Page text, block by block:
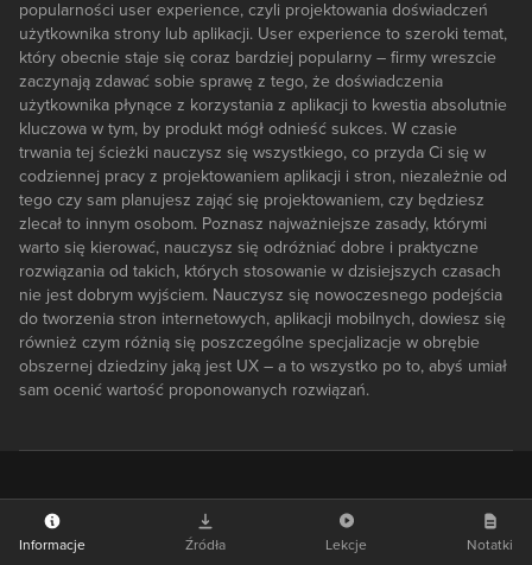
popularności user experience, czyli projektowania doświadczeń
użytkownika strony lub aplikacji. User experience to szeroki temat,
który obecnie staje się coraz bardziej popularny – firmy wreszcie
zaczynają zdawać sobie sprawę z tego, że doświadczenia
użytkownika płynące z korzystania z aplikacji to kwestia absolutnie
kluczowa w tym, by produkt mógł odnieść sukces. W czasie
trwania tej ścieżki nauczysz się wszystkiego, co przyda Ci się w
codziennej pracy z projektowaniem aplikacji i stron, niezależnie od
tego czy sam planujesz zająć się projektowaniem, czy będziesz
zlecał to innym osobom. Poznasz najważniejsze zasady, którymi
warto się kierować, nauczysz się odróżniać dobre i praktyczne
rozwiązania od takich, których stosowanie w dzisiejszych czasach
nie jest dobrym wyjściem. Nauczysz się nowoczesnego podejścia
do tworzenia stron internetowych, aplikacji mobilnych, dowiesz się
również czym różnią się poszczególne specjalizacje w obrębie
obszernej dziedziny jaką jest UX – a to wszystko po to, abyś umiał
sam ocenić wartość proponowanych rozwiązań.
Informacje Źródła Lekcje Notatki